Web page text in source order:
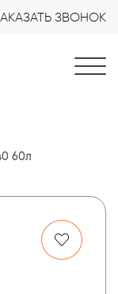
ЗВОНОК
60л